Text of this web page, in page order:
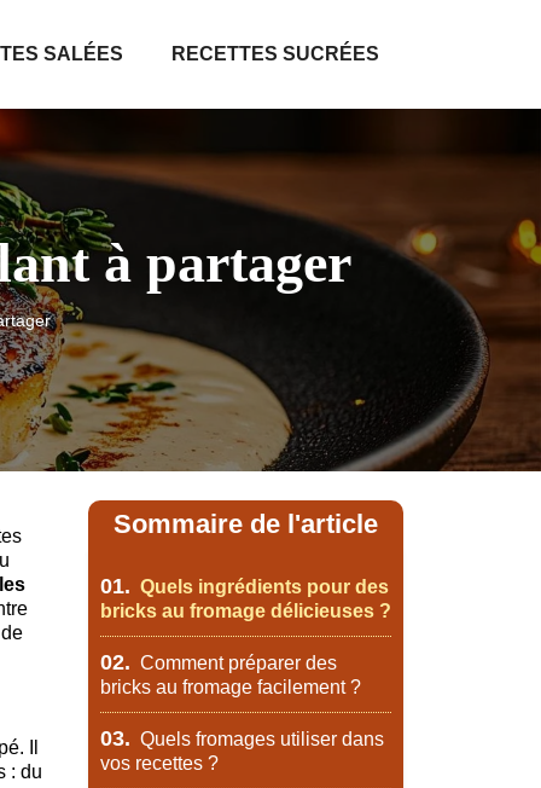
SALÉES RECETTES SUCRÉES
à partager
Il
: du
Sommaire de l'article
01. Quels ingrédients pour des
bricks au fromage délicieuses ?
02. Comment préparer des
bricks au fromage facilement ?
03. Quels fromages utiliser dans
vos recettes ?